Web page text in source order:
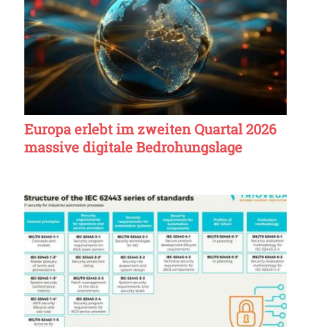
Europa erlebt im zweiten Quartal 2026
massive digitale Bedrohungslage